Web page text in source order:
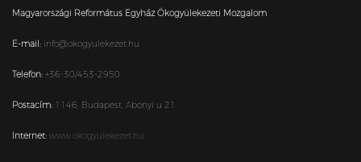
Magyarországi Református Egyház Ökogyülekezeti Mozgalom
E-mail: info@okogyulekezet.hu
Telefon: +36-30/453-2950
Postacím: 1146, Budapest, Abonyi u 21.
Internet: www.okogyulekezet.hu